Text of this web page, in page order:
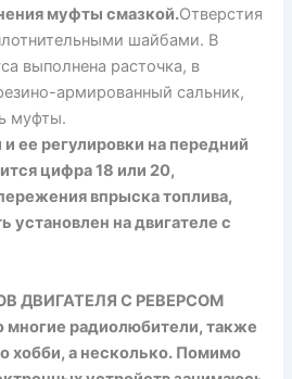
муфты смазкой.Отвер­стия
шайбами. В
выполнена расточка, в
армированный сальник,
муфты.
ее регулировки на передний
цифра 18 или 20,
впрыс­ка топлива,
на двигателе с
ДВИГАТЕЛЯ С РЕВЕРСОМ
многие радиолюбители, также
хобби, а несколько. Помимо